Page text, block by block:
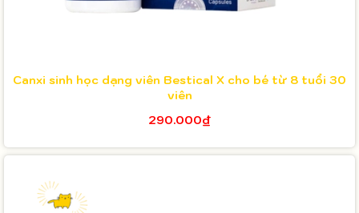
Canxi sinh học dạng viên Bestical X cho bé từ 8 tuổi 30
viên
290.000₫